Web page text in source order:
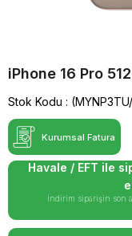
iPhone 16 Pro
Stok Kodu
Kurumsal Fatura
Havale / EFT ile
İndirim siparişin son